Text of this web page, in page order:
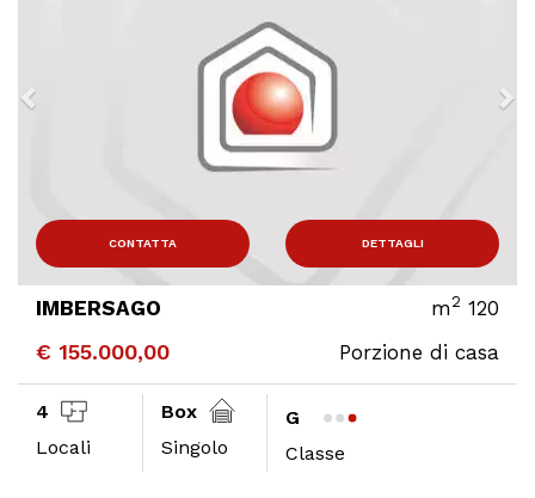
CONTATTA DETTAGLI
IMBERSAGO m2 120
€ 155.000,00 Porzione di casa
4
Locali
Box
Singolo
G
Classe